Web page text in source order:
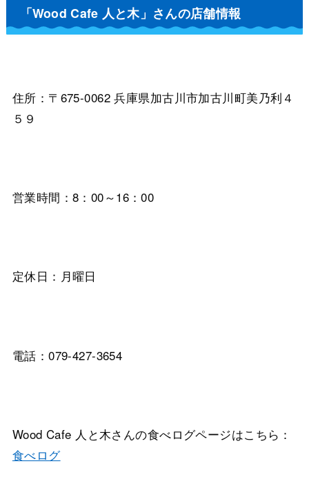
「Wood Cafe 人と木」さんの店舗情報
住所：〒675-0062 兵庫県加古川市加古川町美乃利４
５９
営業時間：8：00～16：00
定休日：月曜日
電話：079-427-3654
Wood Cafe 人と木さんの食べログページはこちら：
食べログ